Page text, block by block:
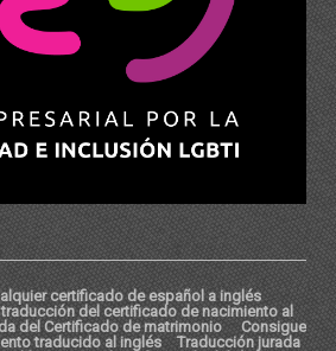
certificado de español a inglés
del certificado de nacimiento al
del Certificado de matrimonio
Consigue
traducido al inglés
Traducción jurada